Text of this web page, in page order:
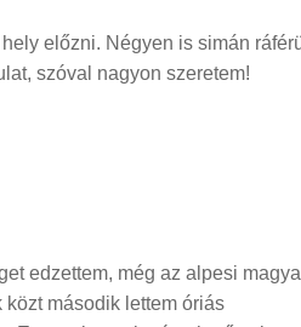
előzni. Négyen is simán
szóval nagyon szeretem!
edzettem, még az alpesi
második lettem óriás